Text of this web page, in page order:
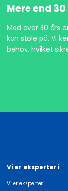
Mere end
Med over 30 års
kan stole på. Vi
behov, hvilket
Vi er eksperter i
Vi er eksperter i